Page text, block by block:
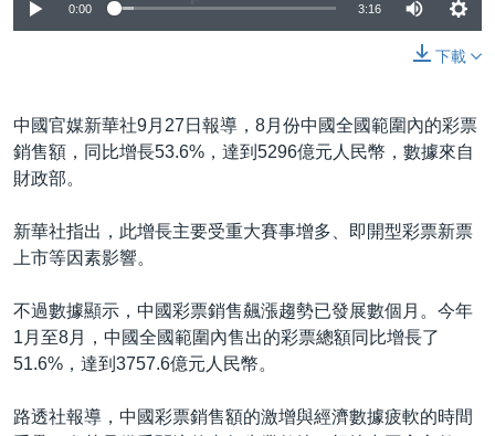
0:00 3:16
下載
中國官媒新華社9月27日報導，8月份中國全國範圍內的彩票
銷售額，同比增長53.6%，達到5296億元人民幣，數據來自
財政部。
新華社指出，此增長主要受重大賽事增多、即開型彩票新票
上市等因素影響。
不過數據顯示，中國彩票銷售飆漲趨勢已發展數個月。今年
1月至8月，中國全國範圍內售出的彩票總額同比增長了
51.6%，達到3757.6億元人民幣。
路透社報導，中國彩票銷售額的激增與經濟數據疲軟的時間